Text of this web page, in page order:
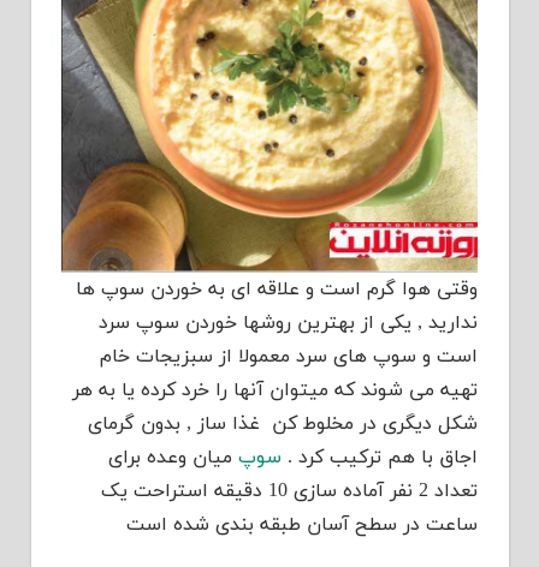
وقتی هوا گرم است و علاقه ای به خوردن سوپ ها
ندارید , یکی از بهترین روشها خوردن سوپ سرد
است و سوپ های سرد معمولا از سبزیجات خام
تهیه می شوند که میتوان آنها را خرد کرده یا به هر
شکل دیگری در مخلوط کن غذا ساز , بدون گرمای
اجاق با هم ترکیب کرد . سوپ میان وعده برای
تعداد 2 نفر آماده سازی 10 دقیقه استراحت یک
ساعت در سطح آسان طبقه بندی شده است